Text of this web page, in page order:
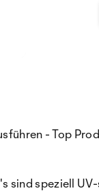
- Top
sind speziell